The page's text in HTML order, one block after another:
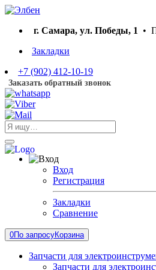
г. Самара, ул. Победы, 1
•
Закладки
+7 (902) 412-10-19
Заказать обратный звонок
Вход
Регистрация
Закладки
Сравнение
0По запросуКорзина
Запчасти для
Запчасти для